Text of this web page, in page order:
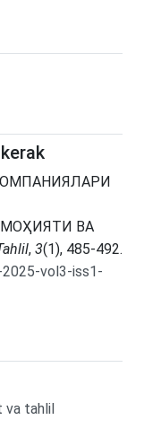
ВА
, 3(1), 485-492.
vol3-iss1-
va tahlil